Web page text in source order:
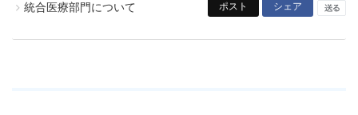
ポスト シェア
統合医療部門について